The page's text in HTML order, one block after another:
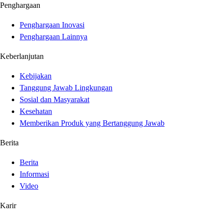
Penghargaan
Penghargaan Inovasi
Penghargaan Lainnya
Keberlanjutan
Kebijakan
Tanggung Jawab Lingkungan
Sosial dan Masyarakat
Kesehatan
Memberikan Produk yang Bertanggung Jawab
Berita
Berita
Informasi
Video
Karir